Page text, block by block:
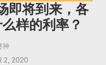
即将到来，各
样的利率？
神
2, 2020